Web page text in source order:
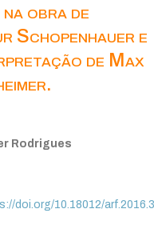
obra de
Schopenhauer e
de Max
Rodrigues
doi.org/10.18012/